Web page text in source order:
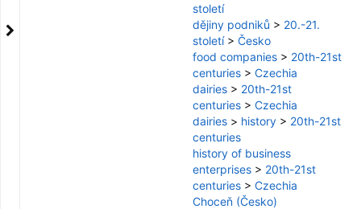
století
dějiny podniků > 20.-21.
století> Česko
food companies > 20th-21st
centuries > Czechia
dairies > 20th-21st
centuries > Czechia
dairies > history > 20th-21st
centuries
history of business
enterprises > 20th-21st
centuries > Czechia
Choceň (Česko)